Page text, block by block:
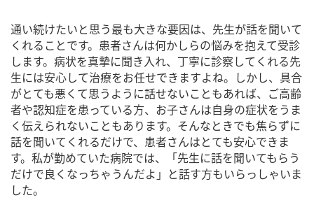
通い続けたいと思う最も大きな要因は、先生が話を聞いて
くれることです。患者さんは何かしらの悩みを抱えて受診
します。病状を真摯に聞き入れ、丁寧に診察してくれる先
生には安心して治療をお任せできますよね。しかし、具合
がとても悪くて思うように話せないこともあれば、ご高齢
者や認知症を患っている方、お子さんは自身の症状をうま
く伝えられないこともあります。そんなときでも焦らずに
話を聞いてくれるだけで、患者さんはとても安心できま
す。私が勤めていた病院では、「先生に話を聞いてもらう
だけで良くなっちゃうんだよ」と話す方もいらっしゃいま
した。